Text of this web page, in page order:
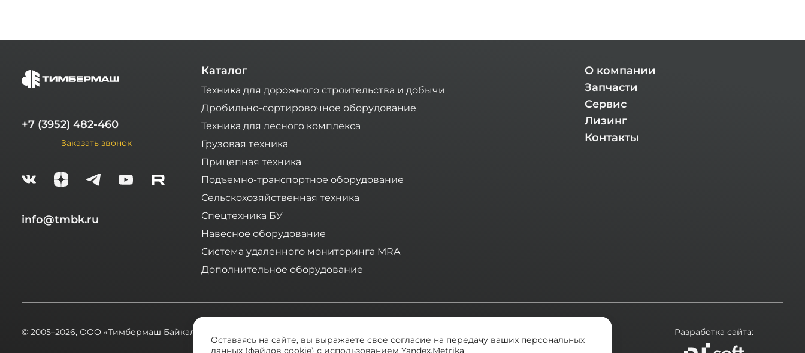
+7 (3952) 482-460
Заказать звонок
info@tmbk.ru
Каталог
Техника для дорожного строительства и добычи
Дробильно-сортировочное оборудование
Техника для лесного комплекса
Грузовая техника
Прицепная техника
Подъемно-транспортное оборудование
Сельскохозяйственная техника
Спецтехника БУ
Навесное оборудование
Система удаленного мониторинга MRA
Дополнительное оборудование
О компании
Запчасти
Сервис
Лизинг
Контакты
© 2005–2026, ООО «Тимбермаш Байкал» Разработка сайта:
Оставаясь на сайте, вы выражаете свое согласие на передачу ваших персональных
данных (файлов cookie) с использованием Yandex.Metrika